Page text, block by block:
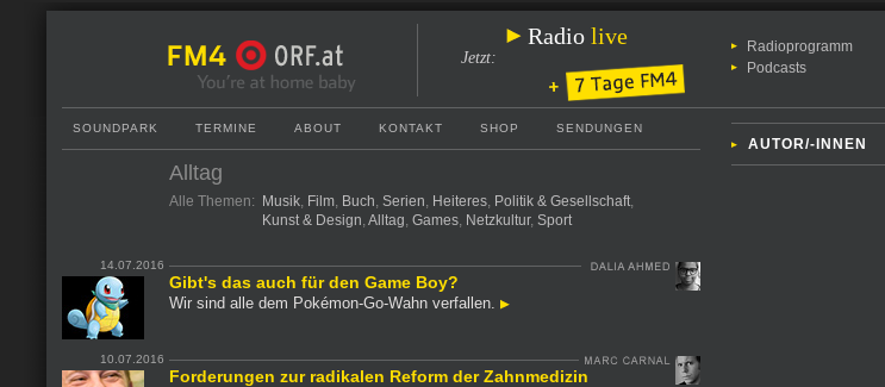
Radio live
Jetzt:
Radioprogramm
Podcasts
AUTOR/-INNEN
SOUNDPARK TERMINE ABOUT KONTAKT SHOP SENDUNGEN
Alltag
Alle Themen: Musik, Film, Buch, Serien, Heiteres, Politik & Gesellschaft,
Kunst & Design, Alltag, Games, Netzkultur, Sport
14.07.2016
Gibt's das auch für den Game Boy?
Wir sind alle dem Pokémon-Go-Wahn verfallen.
10.07.2016
Forderungen zur radikalen Reform der Zahnmedizin